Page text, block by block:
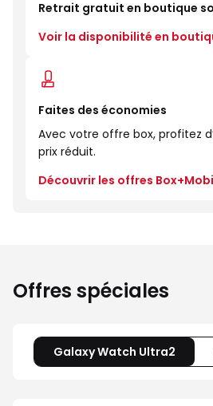
Retrait gratuit en boutique
Voir la disponibilité en
Faites des économies
Avec votre offre box, profitez
prix réduit.
Découvrir les offres
Offres spéciales
Galaxy Watch Ultra2